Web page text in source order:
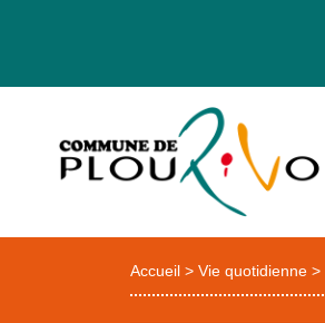
Accueil > Vie quotidienne >